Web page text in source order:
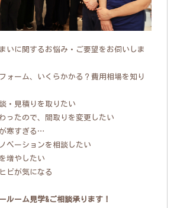
いに関するお悩み・ご要望をお伺いしま
ーム、いくらかかる？費用相場を知り
・見積りを取りたい
ったので、間取りを変更したい
寒すぎる…
ベーションを相談したい
増やしたい
ビが気になる
ルーム見学&ご相談承ります！